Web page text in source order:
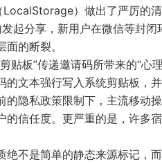
）做出了严厉的
起分享，新用户在微信等封
的断裂。
贴板”传递邀请码所带来的“
的文本强行写入系统剪贴板，
的隐私政策限制下，主流移动
的信任度。更严重的是，许多
绝不是简单的静态来源标记，